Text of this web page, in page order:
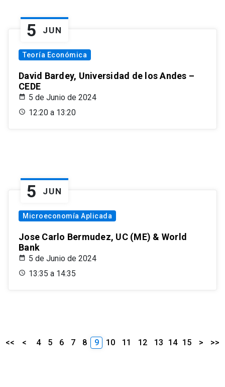
5 JUN
Teoría Económica
David Bardey, Universidad de los Andes –
CEDE
5 de Junio de 2024
12:20 a 13:20
5 JUN
Microeconomía Aplicada
Jose Carlo Bermudez, UC (ME) & World
Bank
5 de Junio de 2024
13:35 a 14:35
<< < 4 5 6 7 8 9 10 11 12 13 14 15 > >>